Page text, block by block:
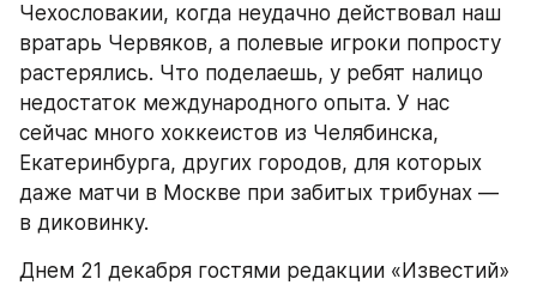
Чехословакии, когда неудачно действовал наш
вратарь Червяков, а полевые игроки попросту
растерялись. Что поделаешь, у ребят налицо
недостаток международного опыта. У нас
сейчас много хоккеистов из Челябинска,
Екатеринбурга, других городов, для которых
даже матчи в Москве при забитых трибунах —
в диковинку.
Днем 21 декабря гостями редакции «Известий»